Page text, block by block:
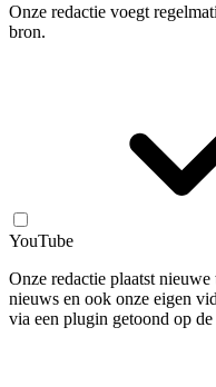
Onze redactie voegt
bron.
YouTube
Onze redactie plaatst
nieuws en ook onze eigen
via een plugin getoond op de